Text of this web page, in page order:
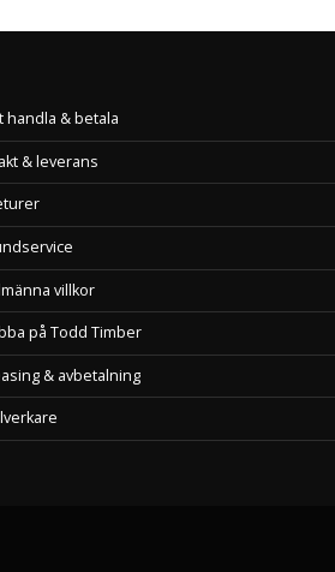
handla & betala
& leverans
villkor
på Todd Timber
& avbetalning